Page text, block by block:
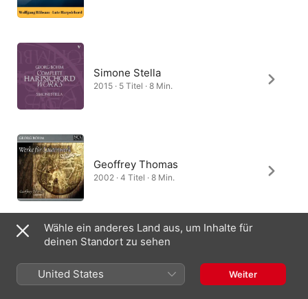
Simone Stella
2015 · 5 Titel · 8 Min.
Geoffrey Thomas
2002 · 4 Titel · 8 Min.
2013 · 1 Titel · 8 Min.
Wähle ein anderes Land aus, um Inhalte für
deinen Standort zu sehen
United States Weiter